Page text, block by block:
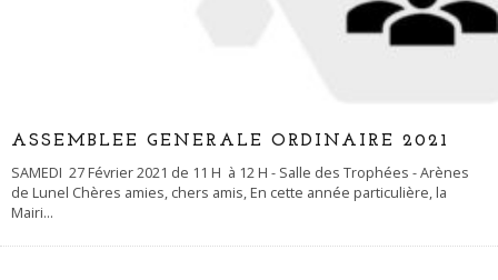
ASSEMBLEE GENERALE ORDINAIRE 2021
SAMEDI 27 Février 2021 de 11 H à 12 H - Salle des Trophées - Arènes
de Lunel Chères amies, chers amis, En cette année particulière, la
Mairi...